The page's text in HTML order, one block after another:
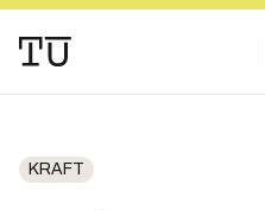
KRAFT